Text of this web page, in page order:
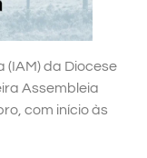
(IAM) da Diocese
Assembleia
com início às